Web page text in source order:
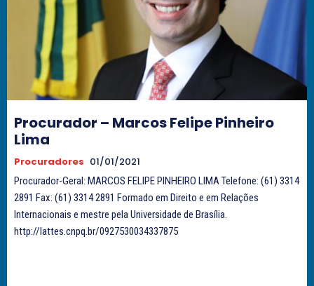
Procurador – Marcos Felipe Pinheiro
Lima
Procuradores 01/01/2021
Procurador-Geral: MARCOS FELIPE PINHEIRO LIMA Telefone: (61) 3314
2891 Fax: (61) 3314 2891 Formado em Direito e em Relações
Internacionais e mestre pela Universidade de Brasília.
http://lattes.cnpq.br/0927530034337875